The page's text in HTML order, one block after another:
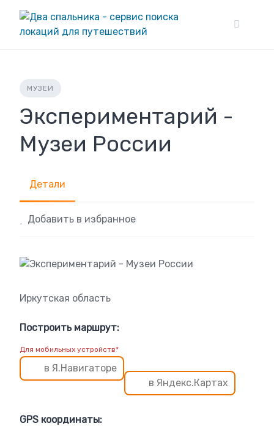
content
МУЗЕИ
Экспериментарий -
Музеи России
Детали
Добавить в избранное
Иркутская область
Построить маршрут:
Для мобильных устройств*
в Я.Навигаторе
в Яндекс.Картах
GPS координаты: